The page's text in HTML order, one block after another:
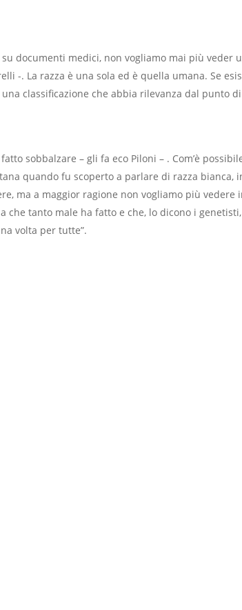
documenti medici, non vogliamo mai più veder
-. La razza è una sola ed è quella umana. Se
classificazione che abbia rilevanza dal punto di
sobbalzare – gli fa eco Piloni – . Com’è
quando fu scoperto a parlare di razza bianca,
ma a maggior ragione non vogliamo più
che tanto male ha fatto e che, lo dicono i
volta per tutte”.